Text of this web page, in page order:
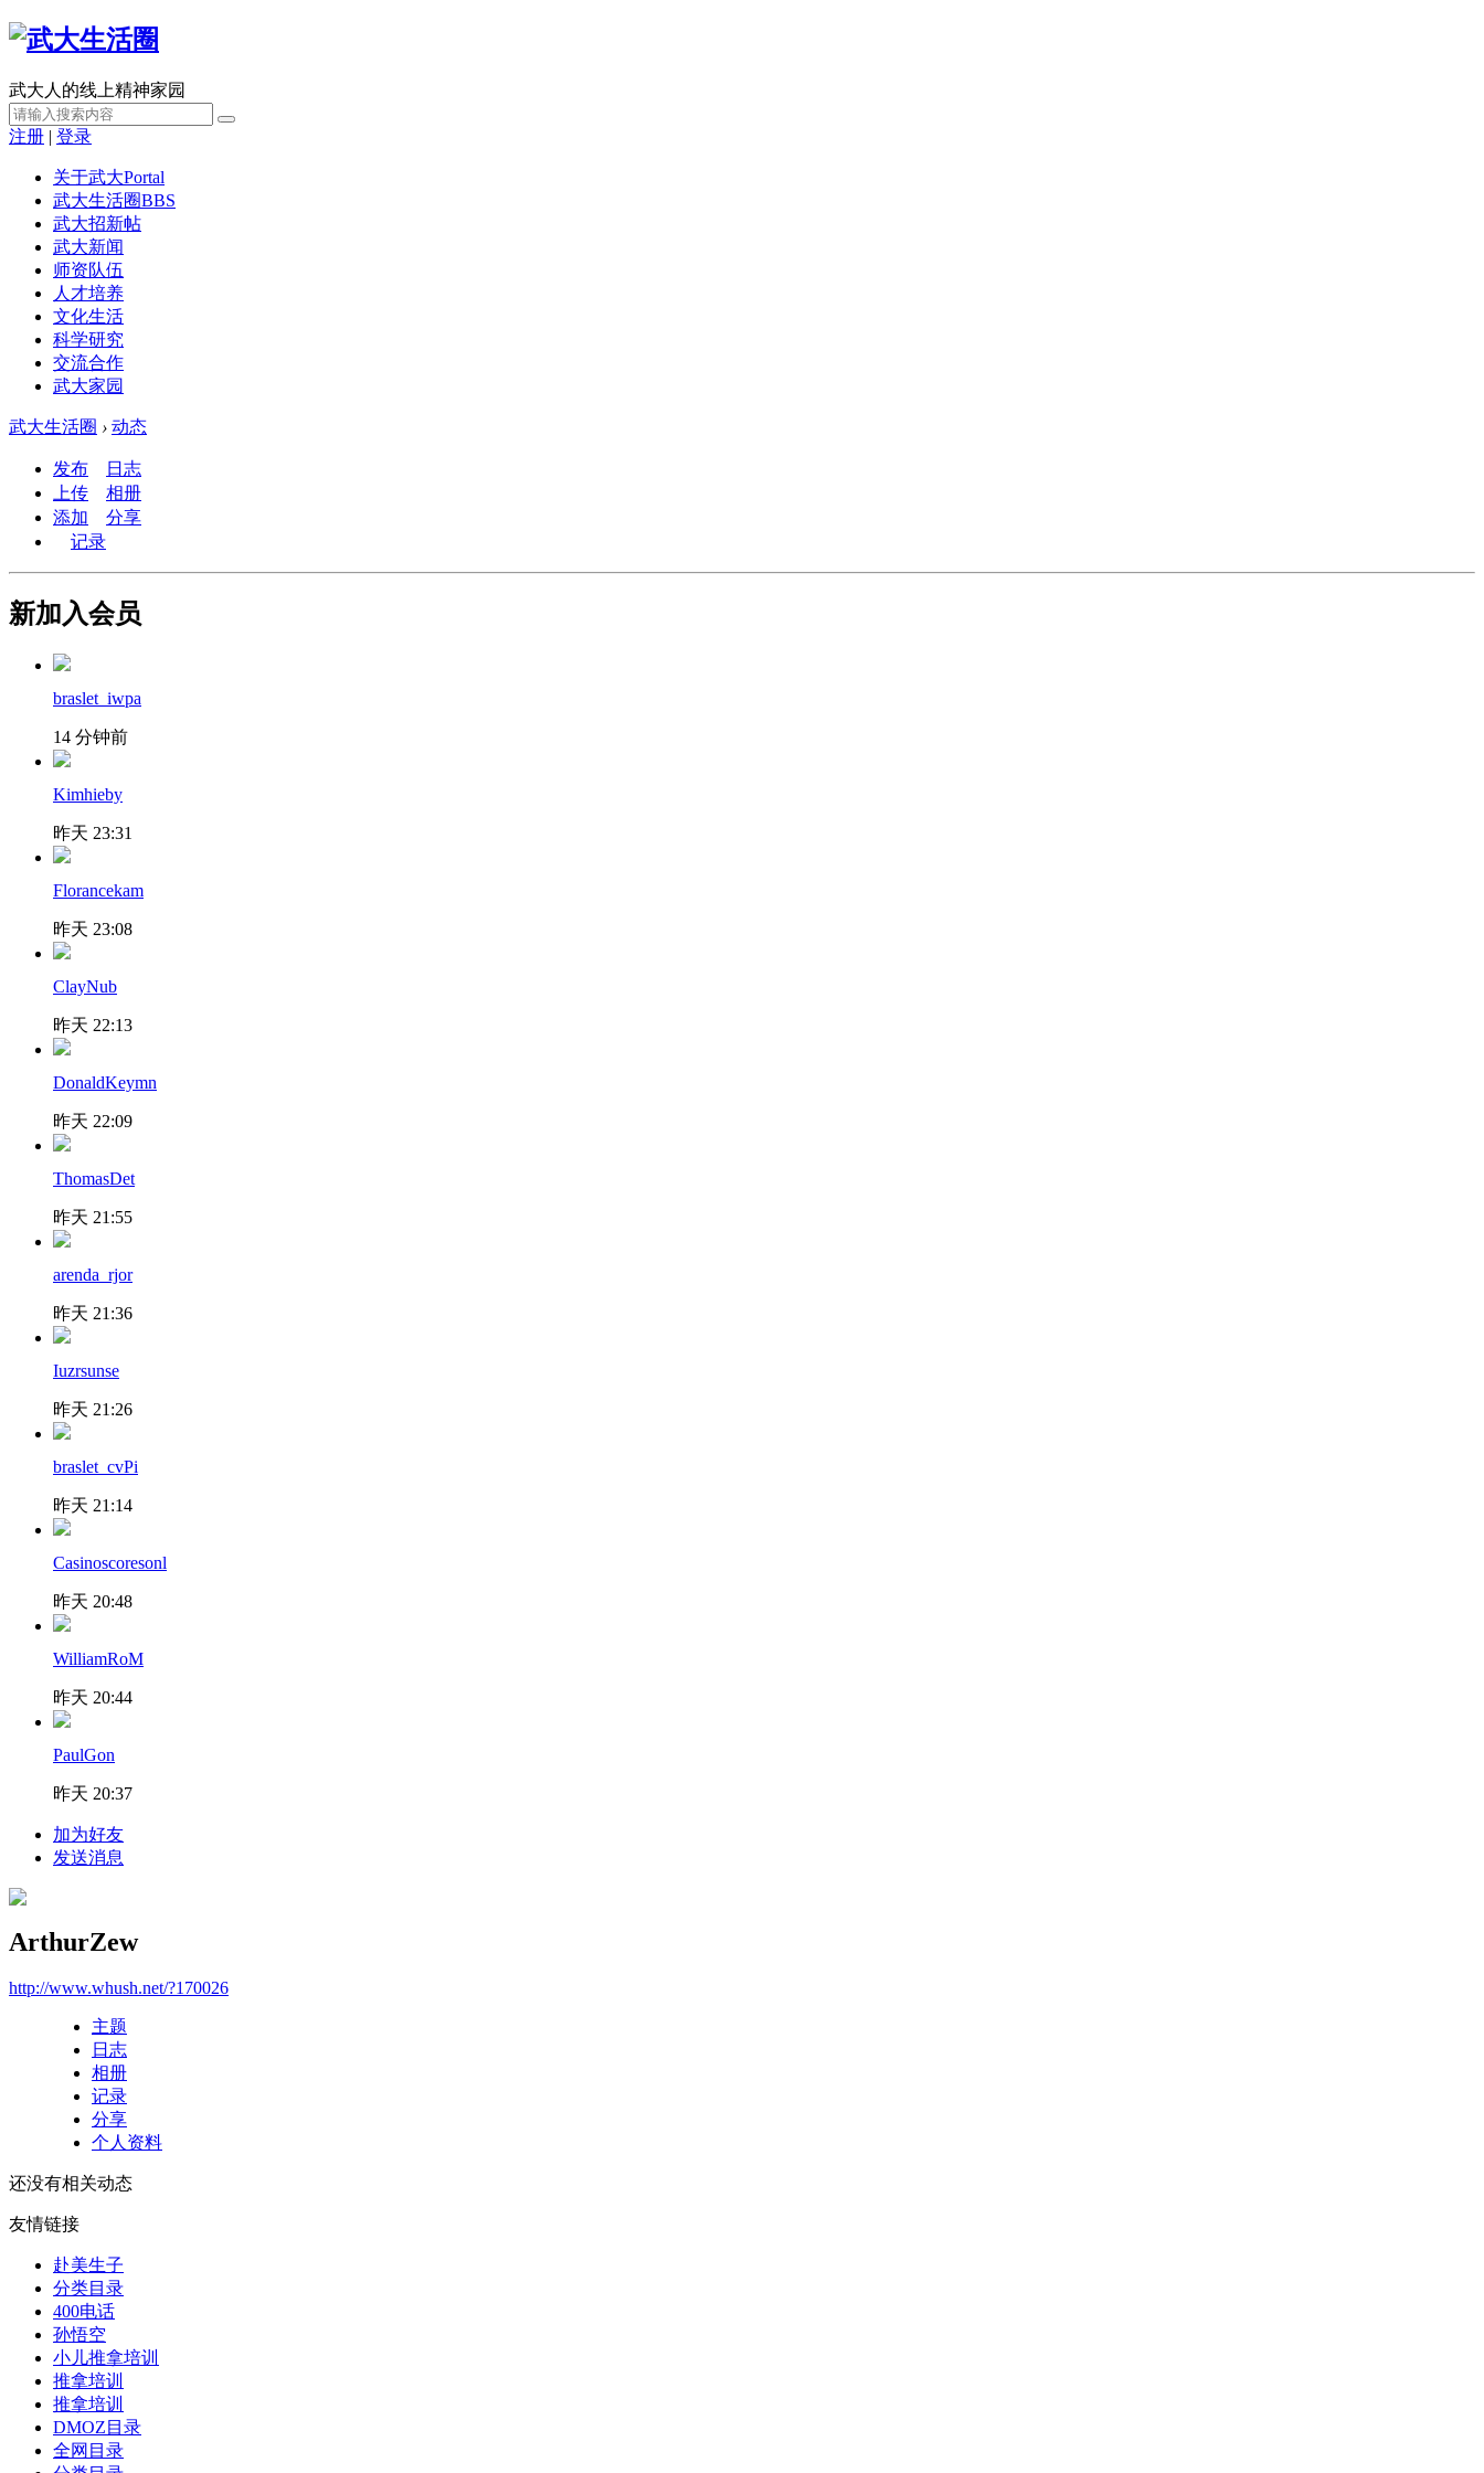
武大人的线上精神家园
注册 | 登录
关于武大Portal
武大生活圈BBS
武大招新帖
武大新闻
师资队伍
人才培养
文化生活
科学研究
交流合作
武大家园
武大生活圈 › 动态
发布
日志
上传
相册
添加
分享
记录
新加入会员
braslet_iwpa
14 分钟前
Kimhieby
昨天 23:31
Florancekam
昨天 23:08
ClayNub
昨天 22:13
DonaldKeymn
昨天 22:09
ThomasDet
昨天 21:55
arenda_rjor
昨天 21:36
Iuzrsunse
昨天 21:26
braslet_cvPi
昨天 21:14
Casinoscoresonl
昨天 20:48
WilliamRoM
昨天 20:44
PaulGon
昨天 20:37
加为好友
发送消息
ArthurZew
http://www.whush.net/?170026
主题
日志
相册
记录
分享
个人资料
还没有相关动态
友情链接
赴美生子
分类目录
400电话
孙悟空
小儿推拿培训
推拿培训
推拿培训
DMOZ目录
全网目录